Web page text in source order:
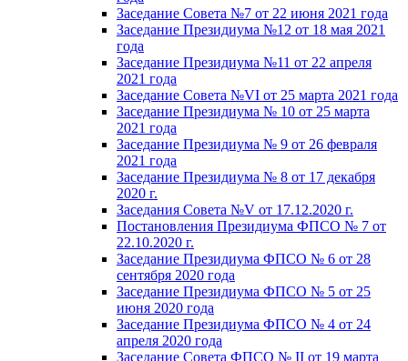
Заседание Совета №7 от 22 июня 2021 года
Заседание Президиума №12 от 18 мая 2021
года
Заседание Президиума №11 от 22 апреля
2021 года
Заседание Совета №VI от 25 марта 2021 года
Заседание Президиума № 10 от 25 марта
2021 года
Заседание Президиума № 9 от 26 февраля
2021 года
Заседание Президиума № 8 от 17 декабря
2020 г.
Заседания Совета №V от 17.12.2020 г.
Постановления Президиума ФПСО № 7 от
22.10.2020 г.
Заседание Президиума ФПСО № 6 от 28
сентября 2020 года
Заседание Президиума ФПСО № 5 от 25
июня 2020 года
Заседание Президиума ФПСО № 4 от 24
апреля 2020 года
Заседание Совета ФПСО № II от 19 марта